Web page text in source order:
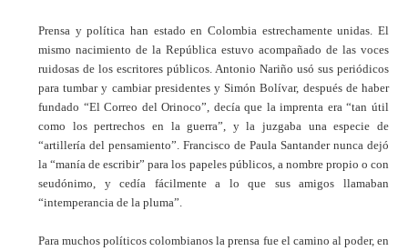
Prensa y política han estado en Colombia estrechamente unidas. El
mismo nacimiento de la República estuvo acompañado de las voces
ruidosas de los escritores públicos. Antonio Nariño usó sus periódicos
para tumbar y cambiar presidentes y Simón Bolívar, después de haber
fundado “El Correo del Orinoco”, decía que la imprenta era “tan útil
como los pertrechos en la guerra”, y la juzgaba una especie de
“artillería del pensamiento”. Francisco de Paula Santander nunca dejó
la “manía de escribir” para los papeles públicos, a nombre propio o con
seudónimo, y cedía fácilmente a lo que sus amigos llamaban
“intemperancia de la pluma”.
Para muchos políticos colombianos la prensa fue el camino al poder, en